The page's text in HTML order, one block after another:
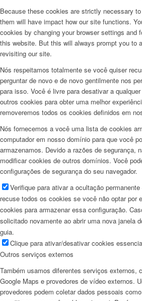
Because these cookies are strictly necessary
them will have impact how our site functions.
cookies by changing your browser settings and
this website. But this will always prompt you to
revisiting our site.
Nós respeitamos totalmente se você quiser
perguntar de novo e de novo gentilmente nos
para isso. Você é livre para desativar a
outros cookies para obter uma melhor
removeremos todos os cookies definidos em
Nós fornecemos a você uma lista de cookies
computador em nosso domínio para que você
armazenamos. Devido a razões de segurança,
modificar cookies de outros domínios. Você
configurações de segurança do seu navegador.
Verifique para ativar a ocultação
recuse todos os cookies se você não optar por
cookies para armazenar essa configuração.
solicitado novamente ao abrir uma nova janela
guia.
Clique para ativar/desativar cookies
Outros serviços externos
Também usamos diferentes serviços externos,
Google Maps e provedores de vídeo externos.
provedores podem coletar dados pessoais